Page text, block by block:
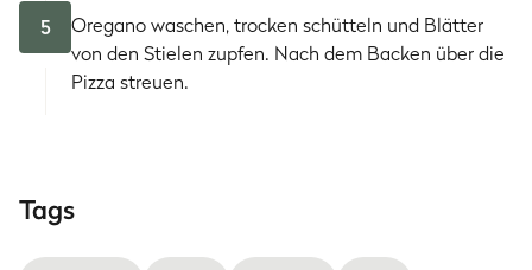
5
Oregano waschen, trocken schütteln und Blätter
von den Stielen zupfen. Nach dem Backen über die
Pizza streuen.
Tags